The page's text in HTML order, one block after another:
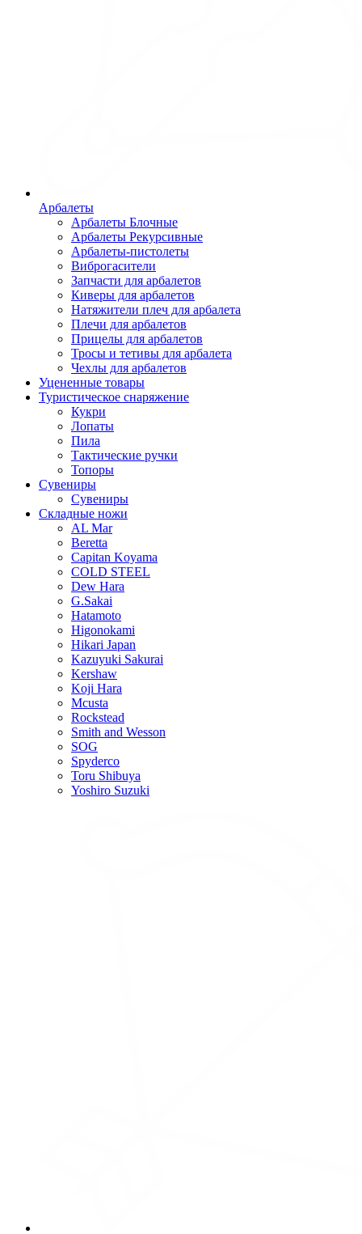
Арбалеты
Арбалеты Блочные
Арбалеты Рекурсивные
Арбалеты-пистолеты
Виброгасители
Запчасти для арбалетов
Киверы для арбалетов
Натяжители плеч для арбалета
Плечи для арбалетов
Прицелы для арбалетов
Тросы и тетивы для арбалета
Чехлы для арбалетов
Уцененные товары
Туристическое снаряжение
Кукри
Лопаты
Пила
Тактические ручки
Топоры
Сувениры
Сувениры
Складные ножи
AL Mar
Beretta
Capitan Koyama
COLD STEEL
Dew Hara
G.Sakai
Hatamoto
Higonokami
Hikari Japan
Kazuyuki Sakurai
Kershaw
Koji Hara
Mcusta
Rockstead
Smith and Wesson
SOG
Spyderco
Toru Shibuya
Yoshiro Suzuki